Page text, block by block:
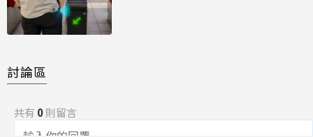
討論區
共有 0則留言